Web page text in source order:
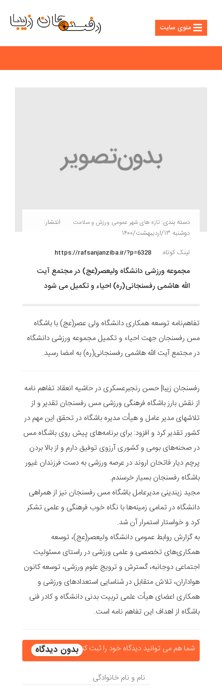
منوی سایت
دسته بندی: تازه های شهر عمومی ورزش و سلامت
انتشار:
دوشنبه ۱۳/اردیبهشت/۱۴۰۰
لینک کوتاه
https://rafsanjanziba.ir/?p=6328
مجموعه ورزشی دانشگاه ولیعصر(عج) در مجتمع آیت
الله هاشمی رفسنجانی(ره) احیاء و تکمیل می شود
تفاهم‌نامه توسعه همکاری دانشگاه ولی عصر(عج) با باشگاه
مس رفسنجان جهت احیاء و تکمیل مجموعه ورزشی دانشگاه
در مجتمع آیت الله هاشمی رفسنجانی(ره) به امضا رسید.
رفسنجان زیبا| حسن رنجبرعسکری در حاشیه انعقاد تفاهم نامه
از نقش بارز باشگاه فرهنگی ورزشی مس رفسنجان تقدیر و از
تلاشهای مدیر عامل و هیأت مدیره باشگاه در تحقق این مهم در
کشور تقدیر کرد و افزود: برای برنامه‌های پیش روی باشگاه مس
در صحنه‌های بومی و کشوری آرزوی توفیق دارم و از بالا بردن
پرچم دیار فاتحان اروند در عرصه ورزشی به‌ دست فرزندان غیور
باشگاه رفسنجان بسیار خرسندم.
مجید زیندینی مدیرعامل باشگاه مس رفسنجان نیز از همراهی
دانشگاه در تمامی زمینه‌ها با نگاه خوب فرهنگی و علمی تشکر
کرد و خواستار استمرار آن شد.
به گزارش روابط عمومی دانشگاه ولیعصر(عج)، توسعه
همکاری‌های تخصصی و علمی ورزشی در راستای مسئولیت
اجتماعی دوجانبه، گسترش و ترویج علوم ورزشی، توسعه کانون
هواداران، تلاش متقابل در شناسایی استعدادهای ورزشی و
همکاری اعضای هیأت علمی تربیت بدنی دانشگاه و کادر فنی
باشگاه از اهداف این تفاهم نامه است.
شما هم می توانید دیدگاه خود را ثبت کنید